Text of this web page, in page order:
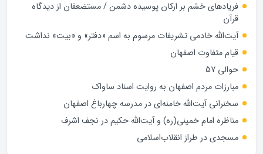
فریادهای خشم بر ارکان پوسیده دشمن / مستضعفان از دیدگاه
قرآن
آیت‌الله خادمی تشریفات مرسوم به اسم «دفتر» و «بیت» نداشت
قیام متفاوت اصفهان
حوالی 57
مبارزات مردم اصفهان به روایت اسناد ساواک
سخنرانی آیت‌الله خامنه‌ای در مدرسه چهارباغ اصفهان
مناظره امام خمینی(ره) و آیت‌الله حکیم در نجف اشرف
مسجدی در طراز انقلاب‌اسلامی